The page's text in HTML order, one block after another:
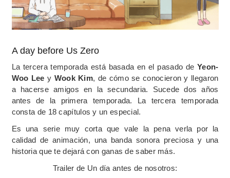
A day before Us Zero
La tercera temporada está basada en el pasado de Yeon-
Woo Lee y Wook Kim, de cómo se conocieron y llegaron
a hacerse amigos en la secundaria. Sucede dos años
antes de la primera temporada. La tercera temporada
consta de 18 capítulos y un especial.
Es una serie muy corta que vale la pena verla por la
calidad de animación, una banda sonora preciosa y una
historia que te dejará con ganas de saber más.
Trailer de Un día antes de nosotros: